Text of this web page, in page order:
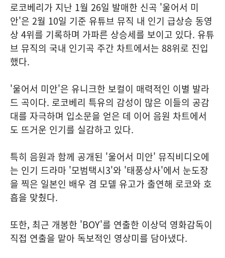
로코베리가 지난 1월 26일 발매한 신곡 '울어서 미
안'은 2월 10일 기준 유튜브 뮤직 내 인기 급상승 동영
상 4위를 기록하며 가파른 상승세를 보이고 있다. 유튜
브 뮤직의 국내 인기곡 주간 차트에서는 88위로 진입
했다.
'울어서 미안'은 유니크한 보컬이 매력적인 이별 발라
드 곡이다. 로코베리 특유의 감성이 많은 이들의 공감
대를 자극하며 입소문을 얻은 데 이어 음원 차트에서
도 뜨거운 인기를 실감하고 있다.
특히 음원과 함께 공개된 '울어서 미안' 뮤직비디오에
는 인기 드라마 '모범택시3'와 '태풍상사'에서 눈도장
을 찍은 일본인 배우 겸 모델 유고가 출연해 로코와 호
흡을 맞췄다.
또한, 최근 개봉한 'BOY'를 연출한 이상덕 영화감독이
직접 연출을 맡아 독보적인 영상미를 담아냈다.